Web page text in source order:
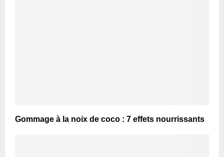
Gommage à la noix de coco : 7 effets nourrissants